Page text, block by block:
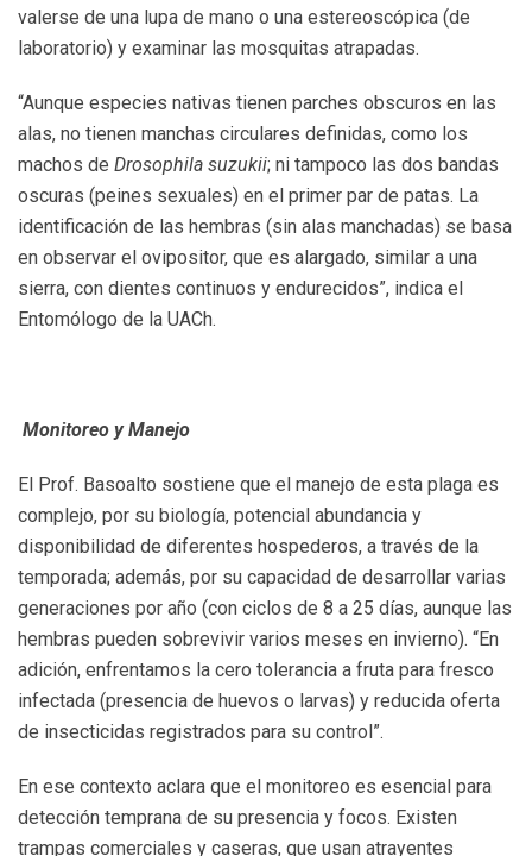
valerse de una lupa de mano o una estereoscópica (de
laboratorio) y examinar las mosquitas atrapadas.
“Aunque especies nativas tienen parches obscuros en las
alas, no tienen manchas circulares definidas, como los
machos de Drosophila suzukii; ni tampoco las dos bandas
oscuras (peines sexuales) en el primer par de patas. La
identificación de las hembras (sin alas manchadas) se basa
en observar el ovipositor, que es alargado, similar a una
sierra, con dientes continuos y endurecidos”, indica el
Entomólogo de la UACh.
Monitoreo y Manejo
El Prof. Basoalto sostiene que el manejo de esta plaga es
complejo, por su biología, potencial abundancia y
disponibilidad de diferentes hospederos, a través de la
temporada; además, por su capacidad de desarrollar varias
generaciones por año (con ciclos de 8 a 25 días, aunque las
hembras pueden sobrevivir varios meses en invierno). “En
adición, enfrentamos la cero tolerancia a fruta para fresco
infectada (presencia de huevos o larvas) y reducida oferta
de insecticidas registrados para su control”.
En ese contexto aclara que el monitoreo es esencial para
detección temprana de su presencia y focos. Existen
trampas comerciales y caseras, que usan atrayentes